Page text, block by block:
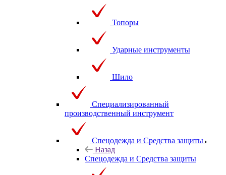
Топоры
Ударные инструменты
Шило
Специализированный
производственный инструмент
Спецодежда и Средства защиты
Назад
Спецодежда и Средства защиты